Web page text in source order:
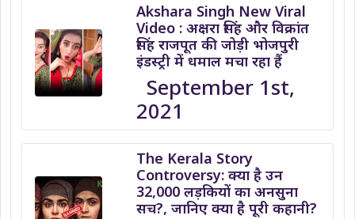
Akshara Singh New Viral
Video : अक्षरा सिंह और विक्रांत
सिंह राजपूत की जोड़ी भोजपुरी
इंडस्ट्री में धमाल मचा रहा हैं
September 1st,
2021
The Kerala Story
Controversy: क्या है उन
32,000 लड़कियों का अनसुना
सच?, जानिए क्या है पूरी कहानी?